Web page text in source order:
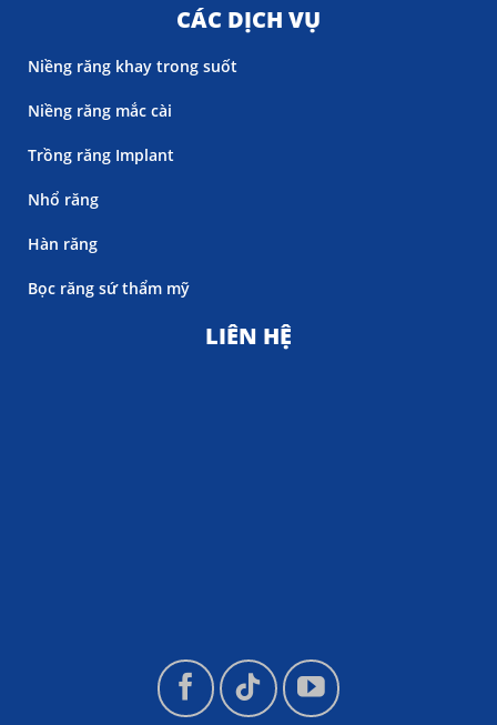
CÁC DỊCH VỤ
Niềng răng khay trong suốt
Niềng răng mắc cài
Trồng răng Implant
Nhổ răng
Hàn răng
Bọc răng sứ thẩm mỹ
LIÊN HỆ